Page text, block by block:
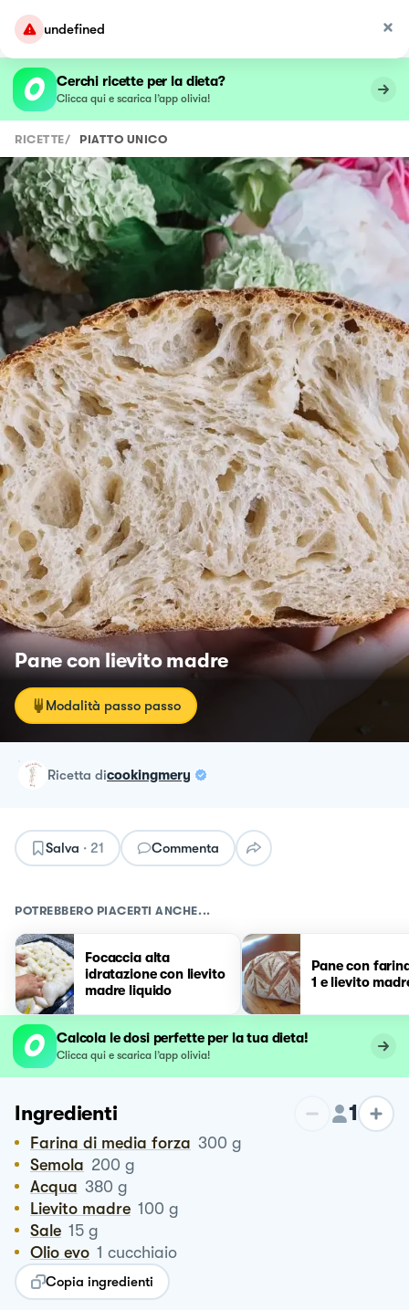
undefined
Cerchi ricette per la dieta?
Clicca qui e scarica l’app olivia!
RICETTE/ PIATTO UNICO
Pane con lievito madre
Modalità passo passo
ricetta dicookingmery
Salva · 21 Commenta
POTREBBERO PIACERTI ANCHE...
Focaccia alta
idratazione con lievito
madre liquido
Pane con
1 e lievito
Calcola le dosi perfette per la tua dieta!
Clicca qui e scarica l’app olivia!
Ingredienti 1
Farina di media forza 300 g
Semola 200 g
Acqua 380 g
Lievito madre 100 g
Sale 15 g
Olio evo 1 cucchiaio
Copia ingredienti